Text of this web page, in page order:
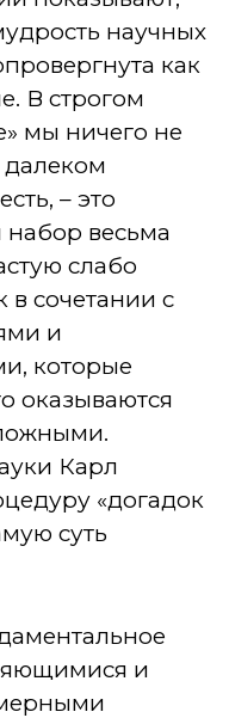
научных
как
В строгом
мы ничего не
далеком
– это
весьма
слабо
сочетании с
и
которые
оказываются
Карл
«догадок
суть
и